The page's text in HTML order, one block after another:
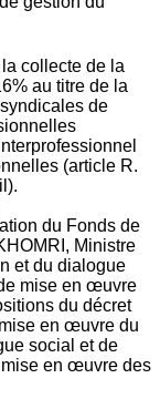
collecte de la
au titre de la
de
(article R.
du Fonds de
Ministre
et du dialogue
mise en œuvre
du décret
en œuvre du
social et de
mise en œuvre des